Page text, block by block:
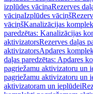
izplūdes vāciņaRezerves
vāciņaIzplūdes vāciņš
vāciņšKanalizācijas
paredzētas: Kanalizācijas
aktivizatorsRezerves daļas
aktivizatorsApdares
daļas paredzētas: Apdares
pagriežamu aktivizatoru un
pagriežamu aktivizatoru un
aktivizatoram un ieplūdei